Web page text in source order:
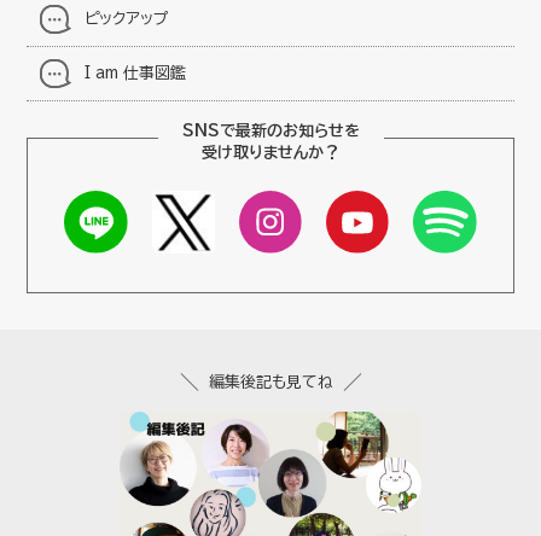
ピックアップ
I am 仕事図鑑
SNSで最新のお知らせを
受け取りませんか？
編集後記も見てね